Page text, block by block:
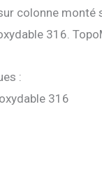
colonne monté
316.
:
316